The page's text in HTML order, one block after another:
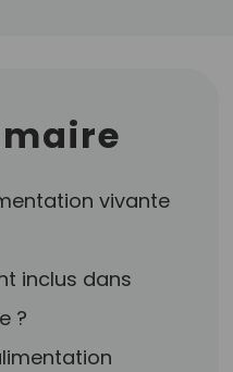
vivante
inclus dans
?